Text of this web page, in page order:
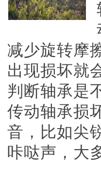
减少旋转摩
出现损坏就
判断轴承是
传动轴承损
音，比如尖
咔哒声，大